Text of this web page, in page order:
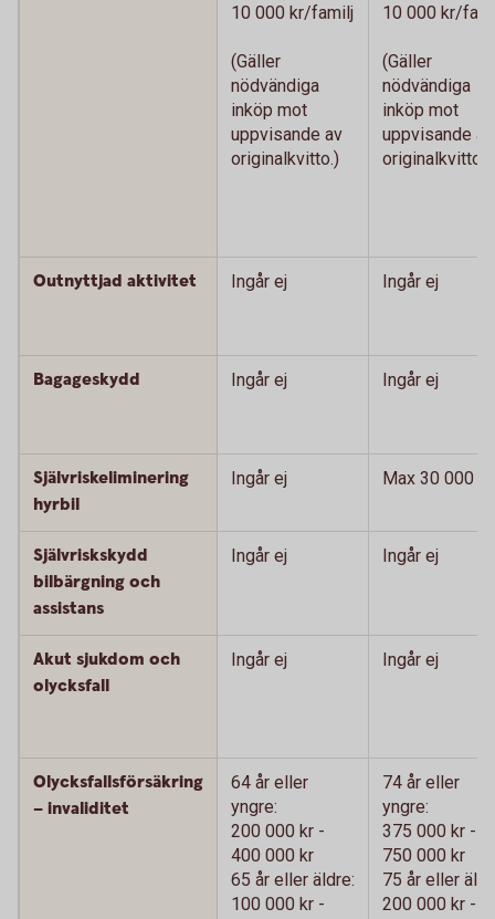
10 000 kr/familj
(Gäller
nödvändiga
inköp mot
uppvisande av
originalkvitto.)
10 000 kr/
(Gäller
nödvändiga
inköp mot
uppvisande av
originalkvitto.)
Outnyttjad aktivitet Ingår ej Ingår ej
Bagageskydd Ingår ej Ingår ej
Självriskeliminering
hyrbil
Ingår ej Max 30 000 kr
Självriskskydd
bilbärgning och
assistans
Ingår ej Ingår ej
Akut sjukdom och
olycksfall
Ingår ej Ingår ej
Olycksfallsförsäkring
– invaliditet
64 år eller
yngre:
200 000 kr -
400 000 kr
65 år eller äldre:
100 000 kr -
74 år eller
yngre:
375 000 kr -
750 000 kr
75 år eller
200 000 kr -